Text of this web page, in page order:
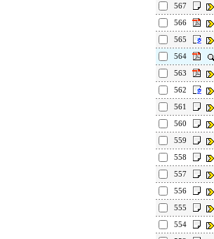
567
566
565
564
563
562
561
560
559
558
557
556
555
554